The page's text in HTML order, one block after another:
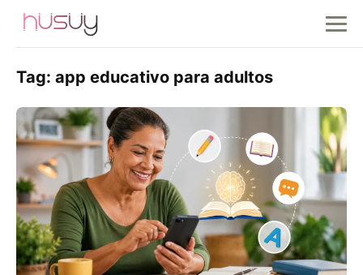
Tag: app educativo para adultos